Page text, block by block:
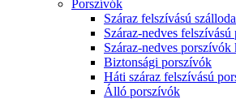
Porszívók
Száraz felszívású
Száraz-nedves
Száraz-nedves porszívók
Biztonsági porszívók
Háti száraz felszívású
Álló porszívók